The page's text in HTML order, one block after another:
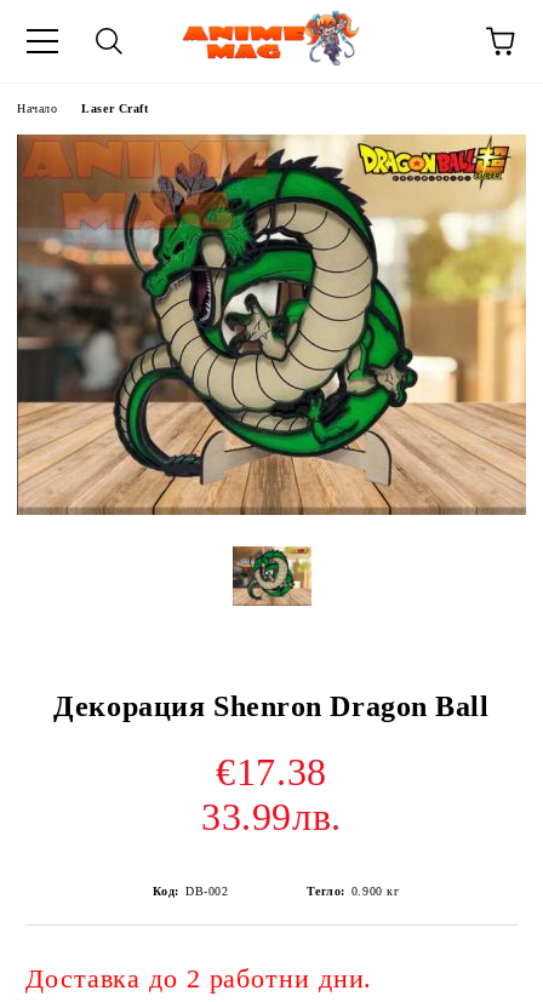
Начало Laser Craft
Декорация Shenron Dragon Ball
€17.38
33.99лв.
Код: DB-002 Тегло: 0.900 кг
Доставка до 2 работни дни.